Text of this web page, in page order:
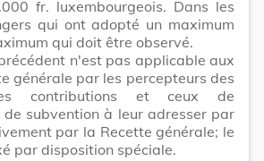
fr. luxembourgeois. Dans les
qui ont adopté un maximum
qui doit être observé.
n'est pas applicable aux
générale par les percepteurs des
contributions et ceux de
subvention à leur adresser par
par la Recette générale; le
par disposition spéciale.